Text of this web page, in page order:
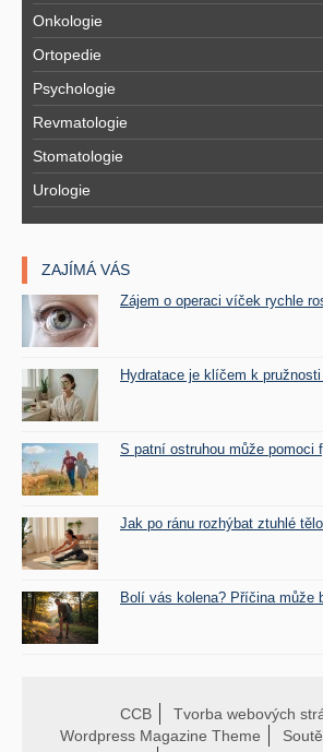
Onkologie
Ortopedie
Psychologie
Revmatologie
Stomatologie
Urologie
ZAJÍMÁ VÁS
Zájem o operaci víček rychle
Hydratace je klíčem k pružnosti
S patní ostruhou může pomoci
Jak po ránu rozhýbat ztuhlé tělo
Bolí vás kolena? Příčina může
CCB
Tvorba webových
Wordpress Magazine Theme